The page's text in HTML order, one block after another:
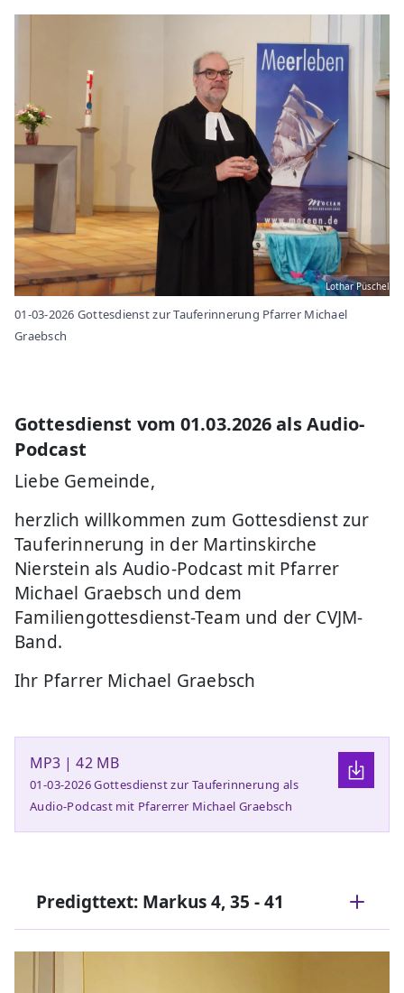
Lothar Püschel
01-03-2026 Gottesdienst zur Tauferinnerung Pfarrer Michael
Graebsch
Gottesdienst vom 01.03.2026 als Audio-
Podcast
Liebe Gemeinde,
herzlich willkommen zum Gottesdienst zur
Tauferinnerung in der Martinskirche
Nierstein als Audio-Podcast mit Pfarrer
Michael Graebsch und dem
Familiengottesdienst-Team und der CVJM-
Band.
Ihr Pfarrer Michael Graebsch
MP3 | 42 MB
01-03-2026 Gottesdienst zur Tauferinnerung als
Audio-Podcast mit Pfarerrer Michael Graebsch
Predigttext: Markus 4, 35 - 41